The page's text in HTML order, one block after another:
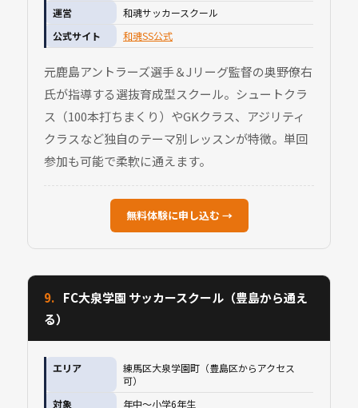
運営
和魂サッカースクール
公式サイト
和魂SS公式
元鹿島アントラーズ選手＆Jリーグ監督の奥野僚右
氏が指導する選抜育成型スクール。シュートクラ
ス（100本打ちまくり）やGKクラス、アジリティ
クラスなど独自のテーマ別レッスンが特徴。単回
参加も可能で柔軟に通えます。
無料体験に申し込む →
9. FC大泉学園 サッカースクール（豊島から通え
る）
エリア
練馬区大泉学園町（豊島区からアクセス
可）
対象
年中〜小学6年生